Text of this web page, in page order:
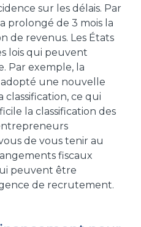
sur les délais. Par
prolongé de 3 mois la
de revenus. Les États
lois qui peuvent
Par exemple, la
une nouvelle
classification, ce qui
la classification des
de vous tenir au
fiscaux
peuvent être
de recrutement.